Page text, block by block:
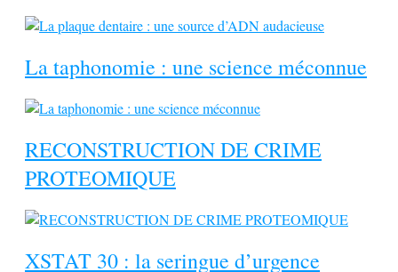
La taphonomie : une science méconnue
RECONSTRUCTION DE CRIME
PROTEOMIQUE
XSTAT 30 : la seringue d’urgence